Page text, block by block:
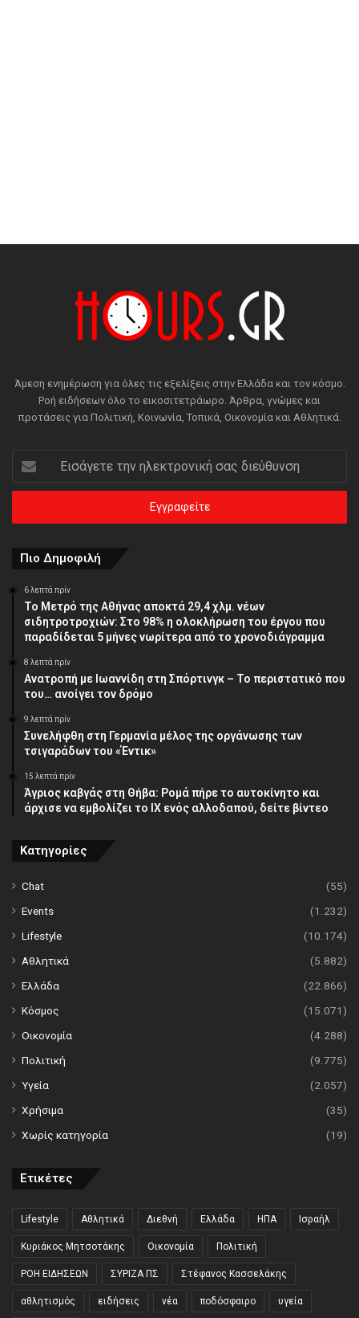
Άμεση ενημέρωση για όλες τις εξελίξεις στην Ελλάδα και τον κόσμο.
Ροή ειδήσεων όλο το εικοσιτετράωρο. Άρθρα, γνώμες και
προτάσεις για Πολιτική, Κοινωνία, Τοπικά, Οικονομία και Αθλητικά.
την
ηλεκτρονική
διεύθυνση
Πιο Δημοφιλή
6 λεπτά πρίν
Το Μετρό της Αθήνας αποκτά 29,4 χλμ. νέων
σιδητροτροχιών: Στο 98% η ολοκλήρωση του έργου που
παραδίδεται 5 μήνες νωρίτερα από το χρονοδιάγραμμα
8 λεπτά πρίν
Ανατροπή με Ιωαννίδη στη Σπόρτινγκ – Το περιστατικό που
του… ανοίγει τον δρόμο
9 λεπτά πρίν
Συνελήφθη στη Γερμανία μέλος της οργάνωσης των
τσιγαράδων του «Έντικ»
15 λεπτά πρίν
Άγριος καβγάς στη Θήβα: Ρομά πήρε το αυτοκίνητο και
άρχισε να εμβολίζει το ΙΧ ενός αλλοδαπού, δείτε βίντεο
Κατηγορίες
Chat
(55)
Events
(1.232)
Lifestyle
(10.174)
Αθλητικά
(5.882)
Ελλάδα
(22.866)
Κόσμος
(15.071)
Οικονομία
(4.288)
Πολιτική
(9.775)
Υγεία
(2.057)
Χρήσιμα
(35)
Χωρίς κατηγορία
(19)
Ετικέτες
Lifestyle Αθλητικά Διεθνή Ελλάδα ΗΠΑ Ισραήλ
Κυριάκος Μητσοτάκης Οικονομία Πολιτική
ΡΟΗ ΕΙΔΗΣΕΩΝ ΣΥΡΙΖΑ ΠΣ Στέφανος Κασσελάκης
αθλητισμός ειδήσεις νέα ποδόσφαιρο υγεία